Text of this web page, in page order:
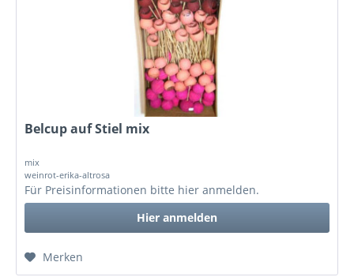
Belcup auf Stiel mix
mix
weinrot-erika-altrosa
Für Preisinformationen bitte hier anmelden.
Hier anmelden
Merken